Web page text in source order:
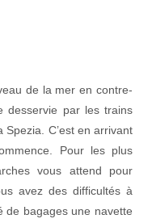
de la mer en contre-
desservie par les trains
C’est en arrivant
Pour les plus
vous attend pour
avez des difficultés à
de bagages une navette